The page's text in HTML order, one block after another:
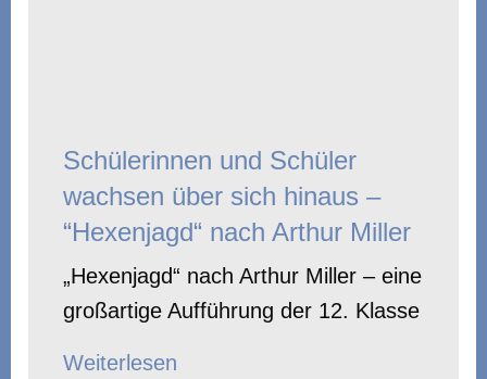
Schülerinnen und Schüler
wachsen über sich hinaus –
“Hexenjagd“ nach Arthur Miller
„Hexenjagd“ nach Arthur Miller – eine
großartige Aufführung der 12. Klasse
Weiterlesen